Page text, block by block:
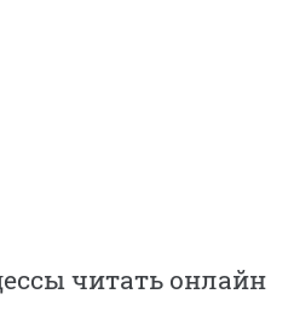
читать онлайн